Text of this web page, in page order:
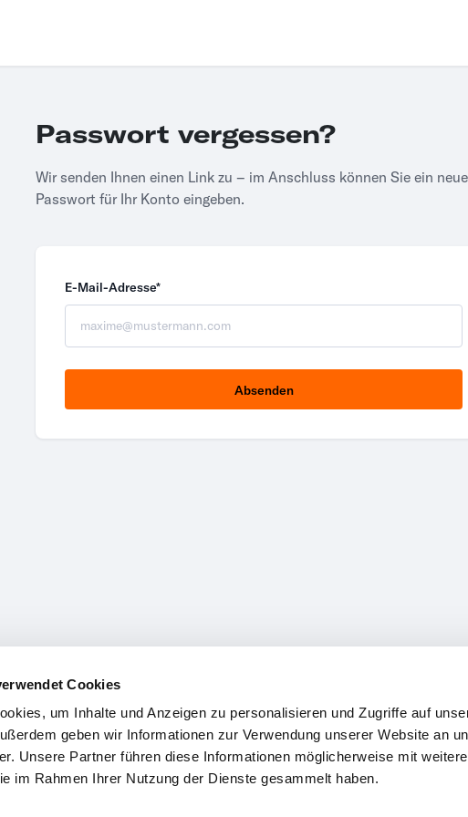
Cookies
um Inhalte und Anzeigen zu personalisieren und Zugriffe auf
geben wir Informationen zur Verwendung unserer Website an
Unsere Partner führen diese Informationen möglicherweise mit
im Rahmen Ihrer Nutzung der Dienste gesammelt haben.
Passwort vergessen?
Wir senden Ihnen einen Link zu – im Anschluss können Sie ein
Passwort für Ihr Konto eingeben.
E-Mail-Adresse*